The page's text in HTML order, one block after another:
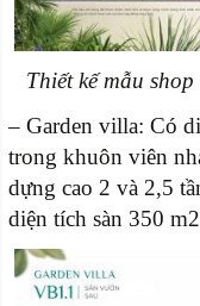
Thiết kế mẫu
– Garden villa: Có
trong khuôn viên
dựng cao 2 và 2,5
diện tích sàn 350